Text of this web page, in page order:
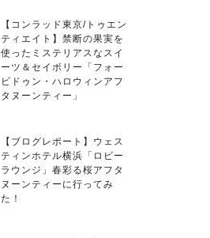
【コンラッド東京/トゥエン
ティエイト】禁断の果実を
使ったミステリアスなスイ
ーツ＆セイボリー「フォー
ビドゥン・ハロウィンアフ
タヌーンティー」
【ブログレポート】ウェス
ティンホテル横浜「ロビー
ラウンジ」春彩る桜アフタ
ヌーンティーに行ってみ
た！